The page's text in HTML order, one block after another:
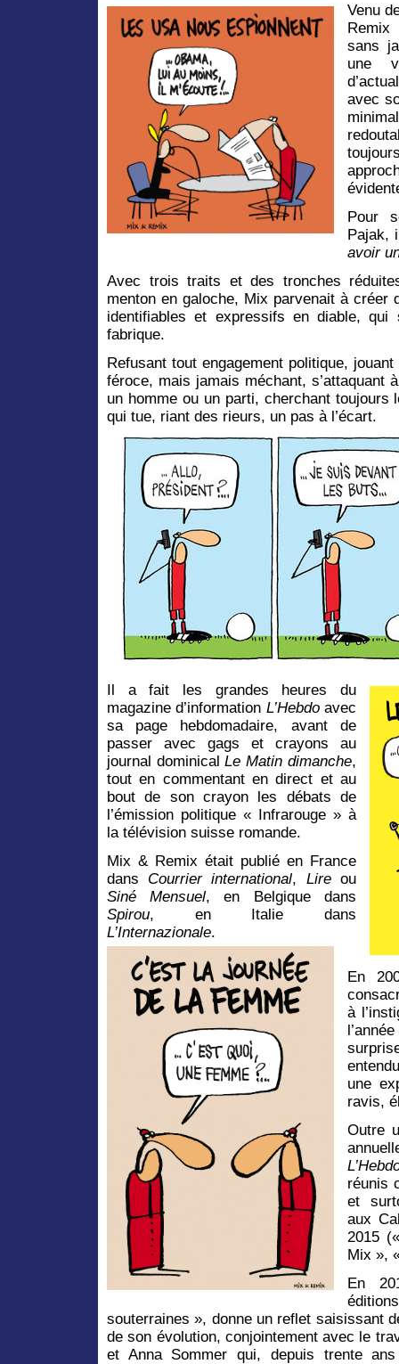
Venu
sans
une
avec
Pour
Pajak,
avoir
Avec trois traits et des tronches
menton en galoche, Mix parvenait à créer
identifiables et expressifs en diable, qui
fabrique.
Refusant tout engagement politique,
féroce, mais jamais méchant, s’attaquant
un homme ou un parti, cherchant toujours
qui tue, riant des rieurs, un pas à l’écart.
Il a fait les grandes heures du
magazine d’information L’Hebdoavec
sa page hebdomadaire, avant de
passer avec gags et crayons au
journal dominicalLe Matin dimanche,
tout en commentant en direct et au
bout de son crayon les débats de
l’émission politique « Infrarouge » à
la télévision suisse romande.
Mix & Remix était publié en France
dans Courrier international, Lireou
Siné Mensuel, en Belgique dans
Spirou, en Italie dans
L’Internazionale.
En
à
une
ravis,
Outre
réunis
et
aux
2015
Mix »,
En
souterraines », donne un reflet saisissant
de son évolution, conjointement avec le
et Anna Sommer qui, depuis trente